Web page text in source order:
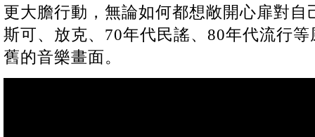
更大膽行動，無論如何都想敞開心扉對
斯可、放克、70年代民謠、80年代流行
舊的音樂畫面。